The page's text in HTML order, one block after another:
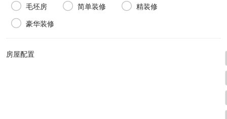
 毛坯房  简单装修  精装修
 豪华装修
房屋配置